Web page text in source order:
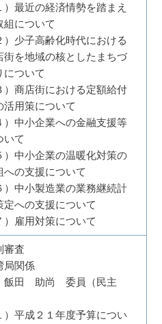
）最近の経済情勢を踏まえ
組について
）少子高齢化時代における
街を地域の核としたまちづ
について
）商店街における定額給付
活用策について
）中小企業への金融支援等
いて
）中小企業の温暖化対策の
への支援について
）中小製造業の業務継続計
定への支援について
）雇用対策について
審査
局関係
田 助尚 委員（民主
）平成２１年度予算につい